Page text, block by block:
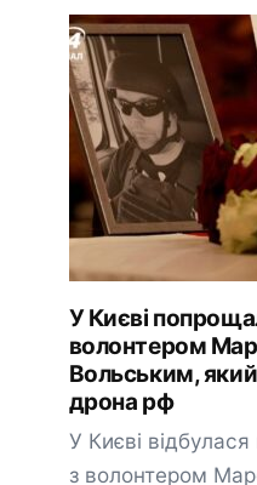
У Києві
волонтером
Вольським,
дрона рф
У Києві
з волонтером